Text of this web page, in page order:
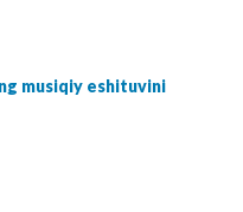
musiqiy eshituvini